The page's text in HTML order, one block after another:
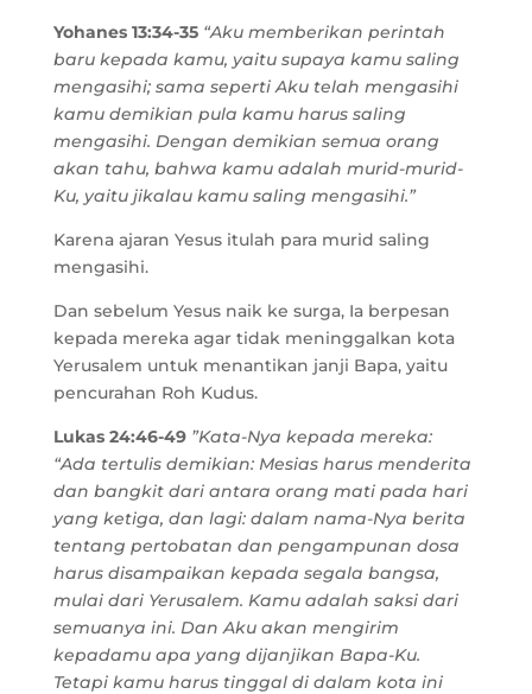
Yohanes 13:34-35 “Aku memberikan perintah
baru kepada kamu, yaitu supaya kamu saling
mengasihi; sama seperti Aku telah mengasihi
kamu demikian pula kamu harus saling
mengasihi. Dengan demikian semua orang
akan tahu, bahwa kamu adalah murid-murid-
Ku, yaitu jikalau kamu saling mengasihi.”
Karena ajaran Yesus itulah para murid saling
mengasihi.
Dan sebelum Yesus naik ke surga, Ia berpesan
kepada mereka agar tidak meninggalkan kota
Yerusalem untuk menantikan janji Bapa, yaitu
pencurahan Roh Kudus.
Lukas 24:46-49 ”Kata-Nya kepada mereka:
“Ada tertulis demikian: Mesias harus menderita
dan bangkit dari antara orang mati pada hari
yang ketiga, dan lagi: dalam nama-Nya berita
tentang pertobatan dan pengampunan dosa
harus disampaikan kepada segala bangsa,
mulai dari Yerusalem. Kamu adalah saksi dari
semuanya ini. Dan Aku akan mengirim
kepadamu apa yang dijanjikan Bapa-Ku.
Tetapi kamu harus tinggal di dalam kota ini